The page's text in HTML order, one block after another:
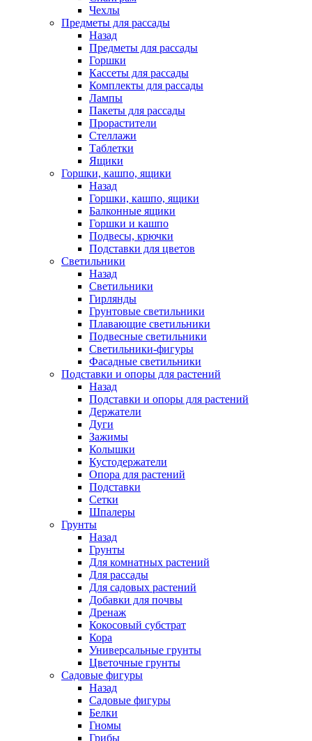
Чехлы
Предметы для рассады
Назад
Предметы для рассады
Горшки
Кассеты для рассады
Комплекты для рассады
Лампы
Пакеты для рассады
Прорастители
Стеллажи
Таблетки
Ящики
Горшки, кашпо, ящики
Назад
Горшки, кашпо, ящики
Балконные ящики
Горшки и кашпо
Подвесы, крючки
Подставки для цветов
Светильники
Назад
Светильники
Гирлянды
Грунтовые светильники
Плавающие светильники
Подвесные светильники
Светильники-фигуры
Фасадные светильники
Подставки и опоры для растений
Назад
Подставки и опоры для растений
Держатели
Дуги
Зажимы
Колышки
Кустодержатели
Опора для растений
Подставки
Сетки
Шпалеры
Грунты
Назад
Грунты
Для комнатных растений
Для рассады
Для садовых растений
Добавки для почвы
Дренаж
Кокосовый субстрат
Кора
Универсальные грунты
Цветочные грунты
Садовые фигуры
Назад
Садовые фигуры
Белки
Гномы
Грибы